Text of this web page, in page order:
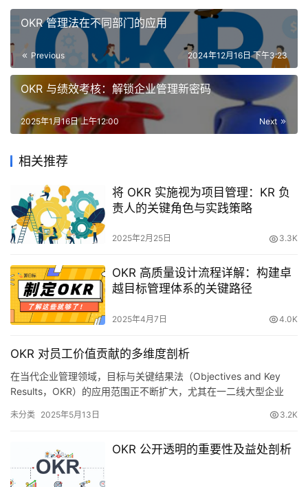
OKR 管理法在不同部门的应用
Previous 2024年12月16日 下午3:23
OKR 与绩效考核：解锁企业管理新密码
Next
2025年1月16日 上午12:00
相关推荐
将 OKR 实施视为项目管理：KR 负
责人的关键角色与实践策略
2025年2月25日 3.3K
OKR 高质量设计流程详解：构建卓
越目标管理体系的关键路径
2025年4月7日 4.0K
OKR 对员工价值贡献的多维度剖析
在当代企业管理领域，目标与关键结果法（Objectives and Key
Results，OKR）的应用范围正不断扩大，尤其在一二线大型企业
经济社会环境紧密相关。 近年来，全球经济社会形势复杂严峻。疫
表的企业面临收入增速下滑的挑战，市场…
未分类 2025年5月13日 3.2K
OKR 公开透明的重要性及益处剖析